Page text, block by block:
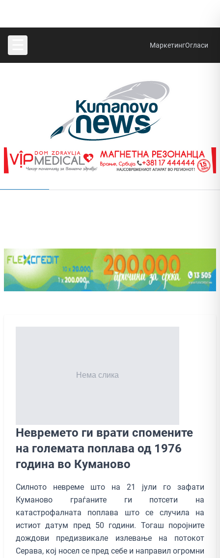
МаркетингОгласи
Невремето ги врати спомените
на големата поплава од 1976
годинa во Куманово
Силното невреме што на 21 јули го зафати
Куманово граѓаните ги потсети на
катастрофалната поплава што се случила на
истиот датум пред 50 години. Тогаш поројните
дождови предизвикале излевање на потокот
Серава, кој носел се пред себе и направил огромни